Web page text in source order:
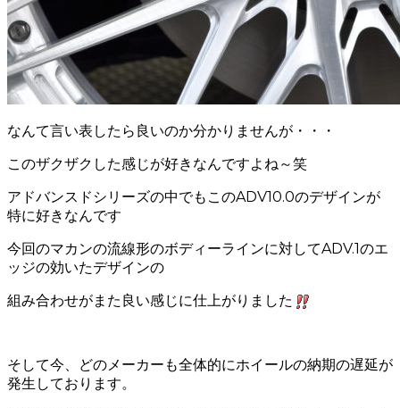
なんて言い表したら良いのか分かりませんが・・・
このザクザクした感じが好きなんですよね～笑
アドバンスドシリーズの中でもこのADV10.0のデザインが
特に好きなんです
今回のマカンの流線形のボディーラインに対してADV.1のエ
ッジの効いたデザインの
組み合わせがまた良い感じに仕上がりました
そして今、どのメーカーも全体的にホイールの納期の遅延が
発生しております。